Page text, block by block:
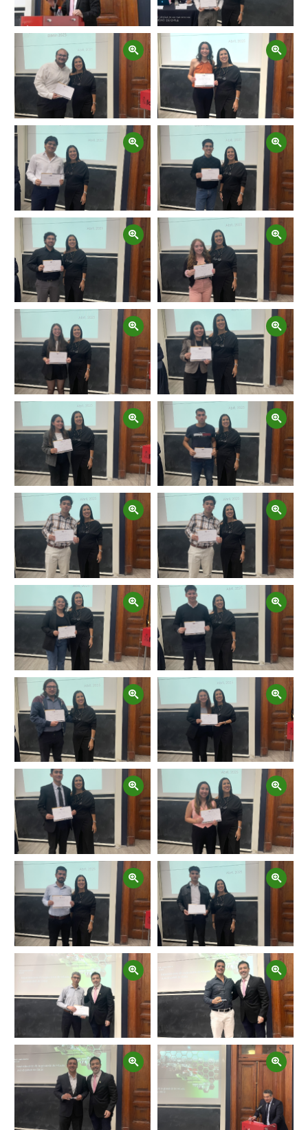
Zoom
Zoom Zoom
Zoom Zoom
Zoom Zoom
Zoom Zoom
Zoom Zoom
Zoom Zoom
Zoom
Zoom Zoom
Zoom Zoom
Zoom Zoom
Zoom Zoom